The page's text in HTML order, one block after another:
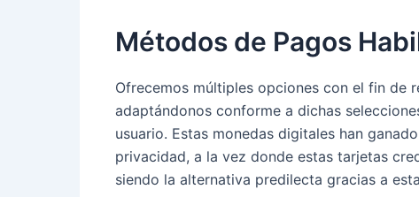
Métodos de Pagos
Ofrecemos múltiples opciones con el fin de
adaptándonos conforme a dichas
usuario. Estas monedas digitales han
privacidad, a la vez donde estas tarjetas
siendo la alternativa predilecta gracias a